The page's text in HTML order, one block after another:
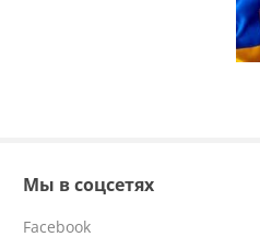
Мы в соцсетях
Facebook